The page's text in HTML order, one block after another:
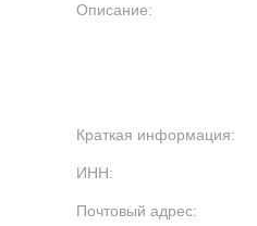
Описание:
Краткая информация:
ИНН:
Почтовый адрес: